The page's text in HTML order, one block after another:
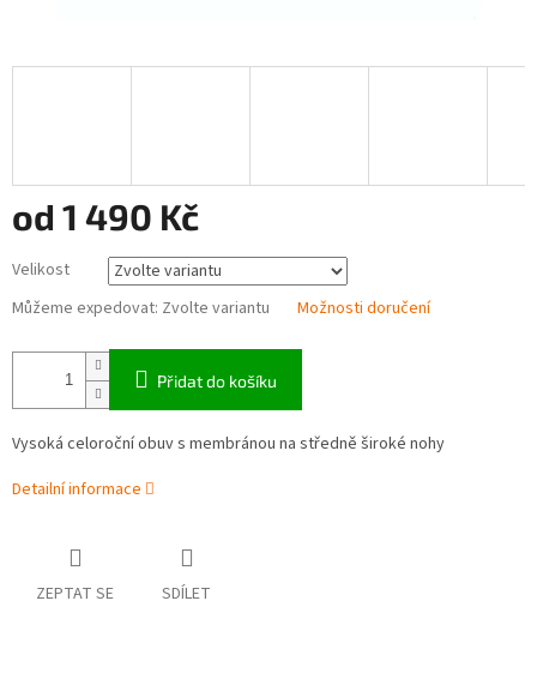
od 1 490 Kč
cena:
Velikost
Můžeme expedovat: Zvolte variantu Možnosti doručení
Přidat do košíku
Vysoká celoroční obuv s membránou na středně široké nohy
Detailní informace
ZEPTAT SE SDÍLET